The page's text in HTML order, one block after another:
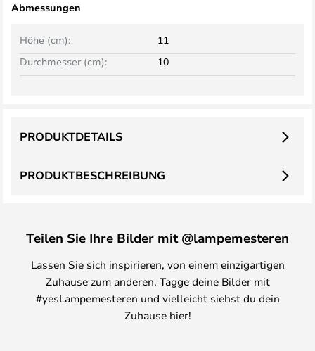
Abmessungen
Höhe (cm):
11
Durchmesser (cm):
10
PRODUKTBESCHREIBUNG
PRODUKTDETAILS
Teilen Sie Ihre Bilder mit @lampemesteren
Lassen Sie sich inspirieren, von einem einzigartigen
Zuhause zum anderen. Tagge deine Bilder mit
#yesLampemesteren und vielleicht siehst du dein
Zuhause hier!